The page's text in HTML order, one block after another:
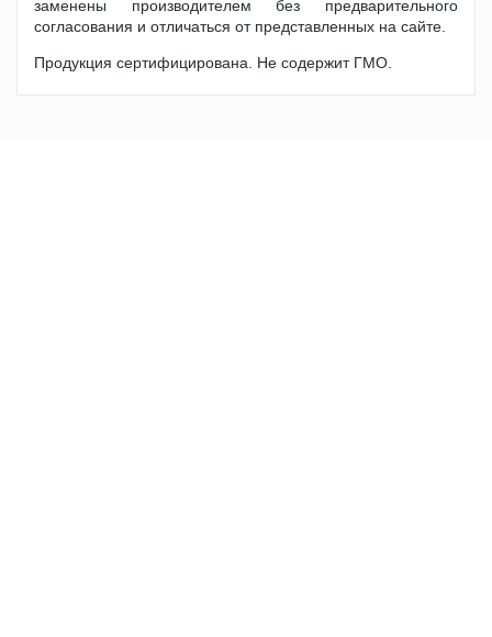
заменены производителем без предварительного
согласования и отличаться от представленных на сайте.
Продукция сертифицирована. Не содержит ГМО.